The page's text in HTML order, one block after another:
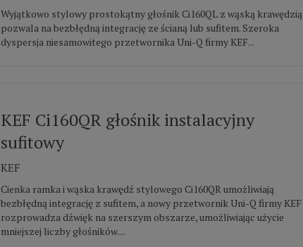
Wyjątkowo stylowy prostokątny głośnik Ci160QL z wąską krawędzią
pozwala na bezbłędną integrację ze ścianą lub sufitem. Szeroka
dyspersja niesamowitego przetwornika Uni-Q firmy KEF...
KEF Ci160QR głośnik instalacyjny
sufitowy
KEF
Cienka ramka i wąska krawędź stylowego Ci160QR umożliwiają
bezbłędną integrację z sufitem, a nowy przetwornik Uni-Q firmy KEF
rozprowadza dźwięk na szerszym obszarze, umożliwiając użycie
mniejszej liczby głośników....